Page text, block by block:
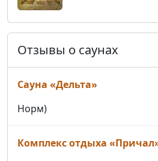
Отзывы о саунах
Сауна «Дельта»
Норм)
Комплекс отдыха